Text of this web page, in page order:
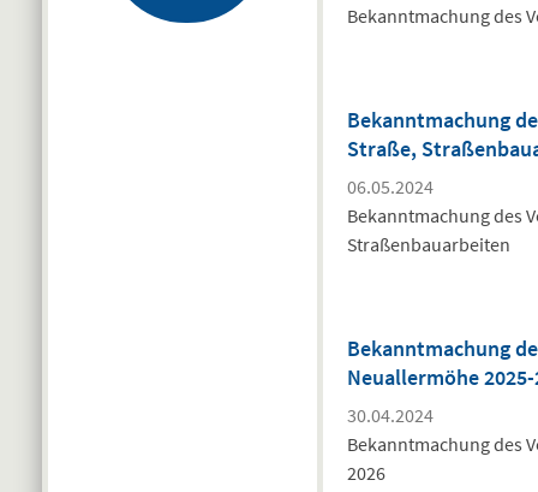
Bekanntmachung des
Bekanntmachung
Straße,
06.05.2024
Bekanntmachung des
Straßenbauarbeiten
Bekanntmachung
Neuallermöhe 2025-
30.04.2024
Bekanntmachung des
2026